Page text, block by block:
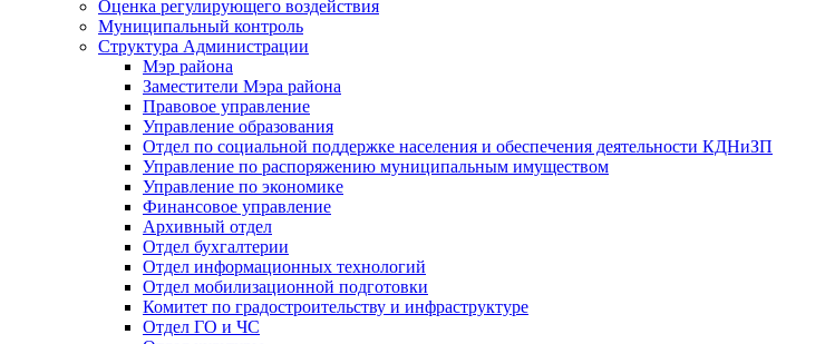
Оценка регулирующего воздействия
Муниципальный контроль
Структура Администрации
Мэр района
Заместители Мэра района
Правовое управление
Управление образования
Отдел по социальной поддержке населения и обеспечения деятельности КДНиЗП
Управление по распоряжению муниципальным имуществом
Управление по экономике
Финансовое управление
Архивный отдел
Отдел бухгалтерии
Отдел информационных технологий
Отдел мобилизационной подготовки
Комитет по градостроительству и инфраструктуре
Отдел ГО и ЧС